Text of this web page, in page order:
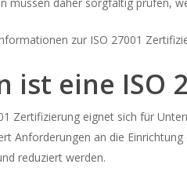
zur ISO 27001
ist eine ISO
Zertifizierung eignet sich für
Anforderungen an die Einrichtung
reduziert werden.